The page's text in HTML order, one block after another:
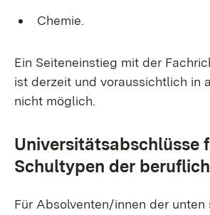
Chemie.
Ein Seiteneinstieg mit der
ist derzeit und voraussichtlich in
nicht möglich.
Universitätsabschlüsse
Schultypen der
Für Absolventen/innen der unten